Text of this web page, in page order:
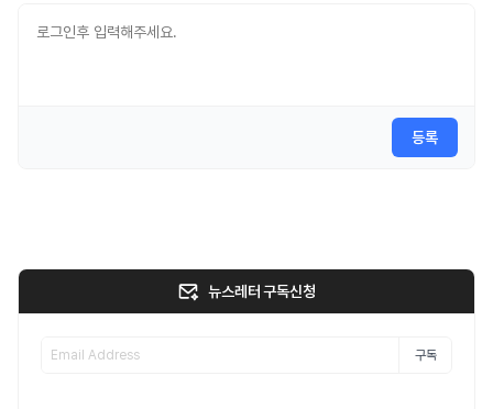
등록
뉴스레터 구독신청
구독